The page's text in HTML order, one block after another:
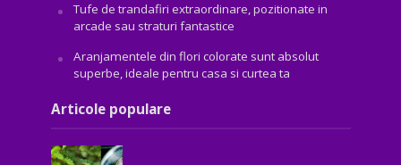
Tufe de trandafiri extraordinare, pozitionate in
arcade sau straturi fantastice
Aranjamentele din flori colorate sunt absolut
superbe, ideale pentru casa si curtea ta
Articole populare